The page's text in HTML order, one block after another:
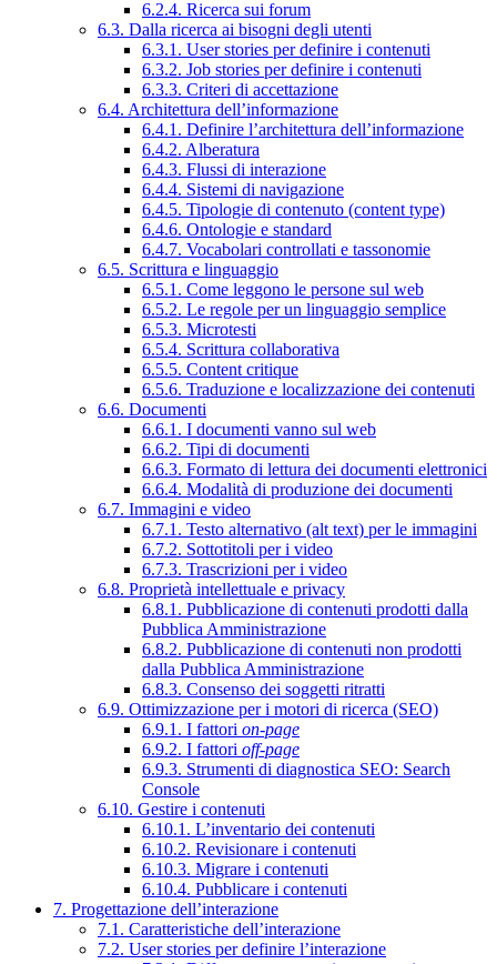
6.2.4. Ricerca sui forum
6.3. Dalla ricerca ai bisogni degli utenti
6.3.1. User stories per definire i contenuti
6.3.2. Job stories per definire i contenuti
6.3.3. Criteri di accettazione
6.4. Architettura dell’informazione
6.4.1. Definire l’architettura dell’informazione
6.4.2. Alberatura
6.4.3. Flussi di interazione
6.4.4. Sistemi di navigazione
6.4.5. Tipologie di contenuto (content type)
6.4.6. Ontologie e standard
6.4.7. Vocabolari controllati e tassonomie
6.5. Scrittura e linguaggio
6.5.1. Come leggono le persone sul web
6.5.2. Le regole per un linguaggio semplice
6.5.3. Microtesti
6.5.4. Scrittura collaborativa
6.5.5. Content critique
6.5.6. Traduzione e localizzazione dei contenuti
6.6. Documenti
6.6.1. I documenti vanno sul web
6.6.2. Tipi di documenti
6.6.3. Formato di lettura dei documenti elettronici
6.6.4. Modalità di produzione dei documenti
6.7. Immagini e video
6.7.1. Testo alternativo (alt text) per le immagini
6.7.2. Sottotitoli per i video
6.7.3. Trascrizioni per i video
6.8. Proprietà intellettuale e privacy
6.8.1. Pubblicazione di contenuti prodotti dalla
Pubblica Amministrazione
6.8.2. Pubblicazione di contenuti non prodotti
dalla Pubblica Amministrazione
6.8.3. Consenso dei soggetti ritratti
6.9. Ottimizzazione per i motori di ricerca (SEO)
6.9.1. I fattori on-page
6.9.2. I fattori off-page
6.9.3. Strumenti di diagnostica SEO: Search
Console
6.10. Gestire i contenuti
6.10.1. L’inventario dei contenuti
6.10.2. Revisionare i contenuti
6.10.3. Migrare i contenuti
6.10.4. Pubblicare i contenuti
7. Progettazione dell’interazione
7.1. Caratteristiche dell’interazione
7.2. User stories per definire l’interazione